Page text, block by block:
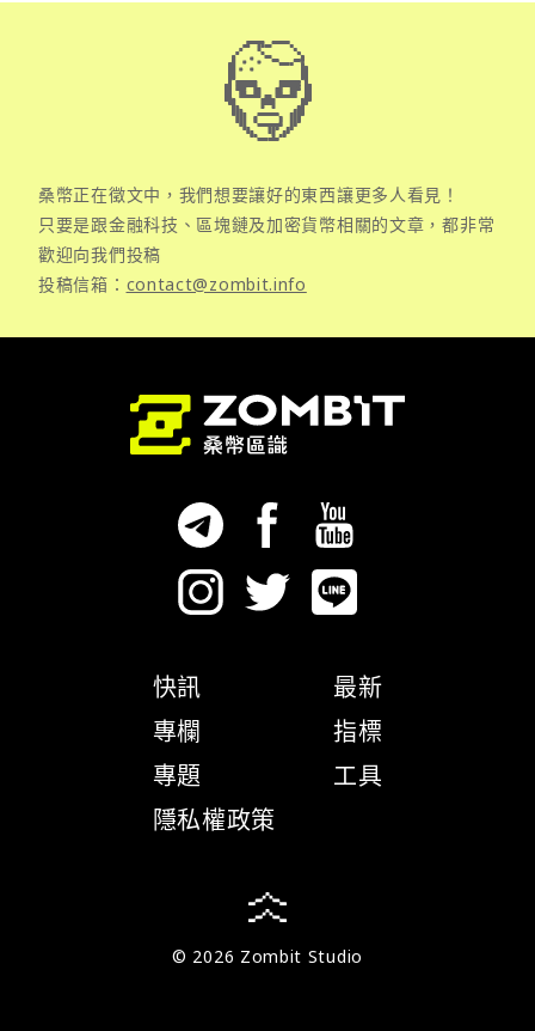
桑幣正在徵文中，我們想要讓好的東西讓更多人看見！
只要是跟金融科技、區塊鏈及加密貨幣相關的文章，都非常
歡迎向我們投稿
投稿信箱： contact@zombit.info
快訊
專欄
專題
隱私權政策
最新
指標
工具
© 2026 Zombit Studio